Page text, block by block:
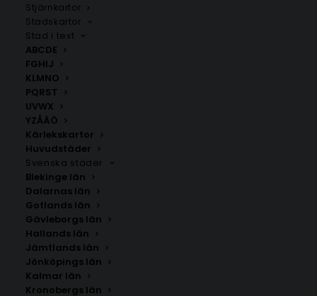
Stjärnkartor
Stadskartor
Stad i text
ABCDE
FGHIJ
KLMNO
PQRST
UVWX
YZÅÄÖ
Kärlekskartor
Huvudstäder
Svenska städer
Blekinge län
Dalarnas län
Gotlands län
Gävleborgs län
Hallands län
Jämtlands län
Jönköpings län
Kalmar län
Kronobergs län